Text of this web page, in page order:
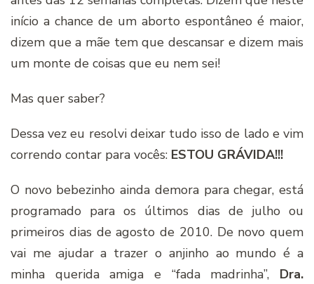
início a chance de um aborto espontâneo é maior,
dizem que a mãe tem que descansar e dizem mais
um monte de coisas que eu nem sei!
Mas quer saber?
Dessa vez eu resolvi deixar tudo isso de lado e vim
correndo contar para vocês: ESTOU GRÁVIDA!!!
O novo bebezinho ainda demora para chegar, está
programado para os últimos dias de julho ou
primeiros dias de agosto de 2010. De novo quem
vai me ajudar a trazer o anjinho ao mundo é a
minha querida amiga e “fada madrinha”, Dra.